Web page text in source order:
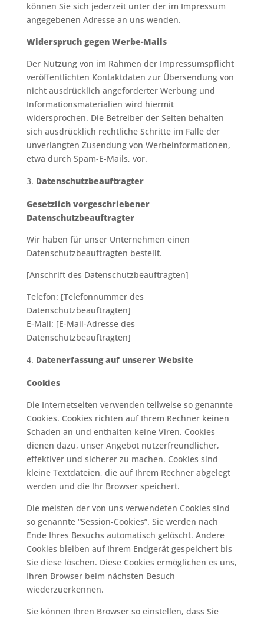
können Sie sich jederzeit unter der im Impressum
angegebenen Adresse an uns wenden.
Widerspruch gegen Werbe-Mails
Der Nutzung von im Rahmen der Impressumspflicht
veröffentlichten Kontaktdaten zur Übersendung von
nicht ausdrücklich angeforderter Werbung und
Informationsmaterialien wird hiermit
widersprochen. Die Betreiber der Seiten behalten
sich ausdrücklich rechtliche Schritte im Falle der
unverlangten Zusendung von Werbeinformationen,
etwa durch Spam-E-Mails, vor.
Datenschutzbeauftragter
Gesetzlich vorgeschriebener
Datenschutzbeauftragter
Wir haben für unser Unternehmen einen
Datenschutzbeauftragten bestellt.
[Anschrift des Datenschutzbeauftragten]
Telefon: [Telefonnummer des
Datenschutzbeauftragten]
E-Mail: [E-Mail-Adresse des
Datenschutzbeauftragten]
Datenerfassung auf unserer Website
Cookies
Die Internetseiten verwenden teilweise so genannte
Cookies. Cookies richten auf Ihrem Rechner keinen
Schaden an und enthalten keine Viren. Cookies
dienen dazu, unser Angebot nutzerfreundlicher,
effektiver und sicherer zu machen. Cookies sind
kleine Textdateien, die auf Ihrem Rechner abgelegt
werden und die Ihr Browser speichert.
Die meisten der von uns verwendeten Cookies sind
so genannte “Session-Cookies”. Sie werden nach
Ende Ihres Besuchs automatisch gelöscht. Andere
Cookies bleiben auf Ihrem Endgerät gespeichert bis
Sie diese löschen. Diese Cookies ermöglichen es uns,
Ihren Browser beim nächsten Besuch
wiederzuerkennen.
Sie können Ihren Browser so einstellen, dass Sie